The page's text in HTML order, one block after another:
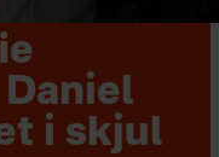
i skjul